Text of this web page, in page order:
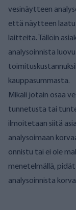
vesinäytteen
että näytteen
laitteita. Tällöin
analysoinnista
kauppasummasta.
Mikäli jotain osaa
tunnetusta tai
ilmoitetaan siitä
analysoimaan
onnistu tai ei ole
menetelmällä,
analysoinnista